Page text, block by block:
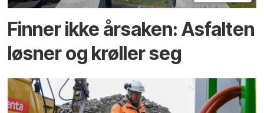
Finner ikke årsaken: Asfalten
løsner og krøller seg